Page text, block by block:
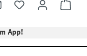
App!